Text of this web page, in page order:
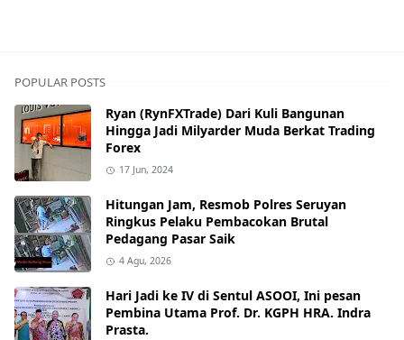
POPULAR POSTS
Ryan (RynFXTrade) Dari Kuli Bangunan
Hingga Jadi Milyarder Muda Berkat Trading
Forex
17 Jun, 2024
Hitungan Jam, Resmob Polres Seruyan
Ringkus Pelaku Pembacokan Brutal
Pedagang Pasar Saik
4 Agu, 2026
Hari Jadi ke IV di Sentul ASOOI, Ini pesan
Pembina Utama Prof. Dr. KGPH HRA. Indra
Prasta.